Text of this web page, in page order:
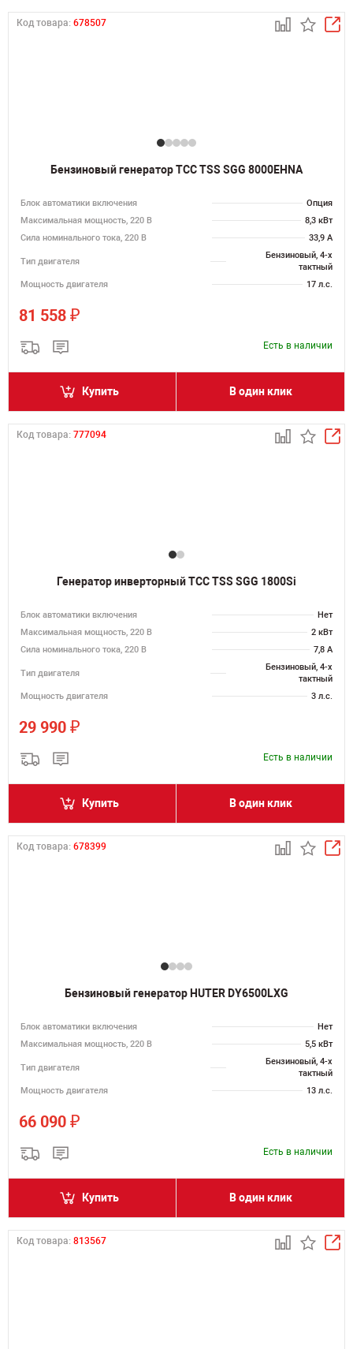
Код товара: 678507
Бензиновый генератор ТСС TSS SGG 8000EHNA
Блок автоматики включения
Опция
Максимальная мощность, 220 В
8,3 кВт
Сила номинального тока, 220 В
33,9 А
Тип двигателя
Бензиновый, 4-х
тактный
Мощность двигателя
17 л.с.
81 558 ₽
Есть в наличии
Купить В один клик
Код товара: 777094
Генератор инверторный ТСС TSS SGG 1800Si
Блок автоматики включения
Нет
Максимальная мощность, 220 В
2 кВт
Сила номинального тока, 220 В
7,8 А
Тип двигателя
Бензиновый, 4-х
тактный
Мощность двигателя
3 л.с.
29 990 ₽
Есть в наличии
Купить В один клик
Код товара: 678399
Бензиновый генератор HUTER DY6500LXG
Блок автоматики включения
Нет
Максимальная мощность, 220 В
5,5 кВт
Тип двигателя
Бензиновый, 4-х
тактный
Мощность двигателя
13 л.с.
66 090 ₽
Есть в наличии
Купить В один клик
Код товара: 813567